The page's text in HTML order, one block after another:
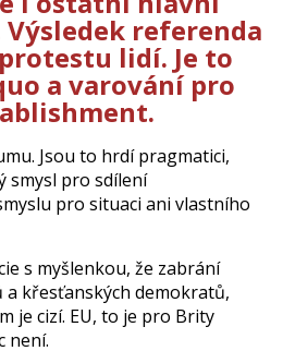
referenda
lidí. Je to
a varování pro
Jsou to hrdí pragmatici,
smysl pro sdílení
pro situaci ani vlastního
s myšlenkou, že zabrání
a křesťanských demokratů,
je cizí. EU, to je pro Brity
není.